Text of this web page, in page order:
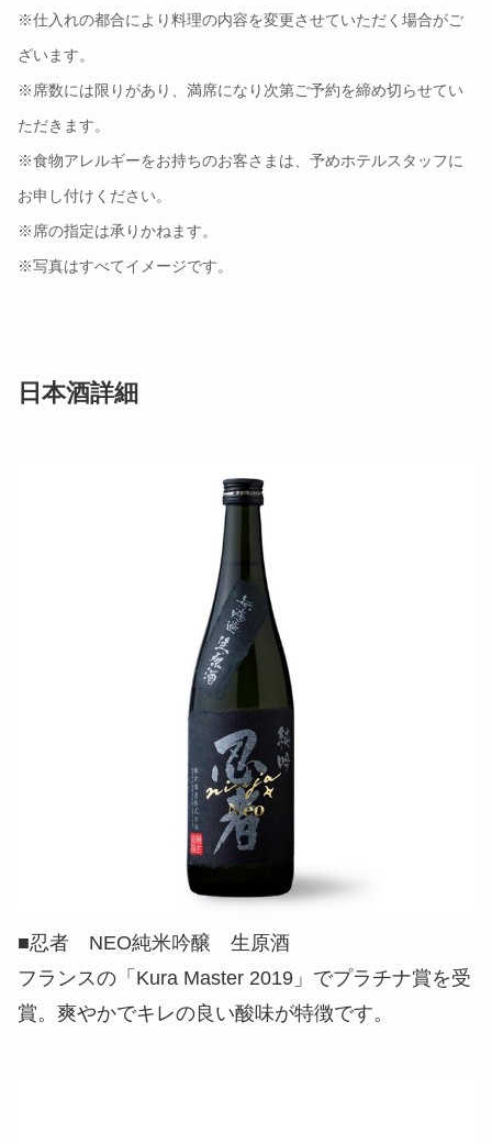
※仕入れの都合により料理の内容を変更させていただく場合がご
ざいます。
※席数には限りがあり、満席になり次第ご予約を締め切らせてい
ただきます。
※食物アレルギーをお持ちのお客さまは、予めホテルスタッフに
お申し付けください。
※席の指定は承りかねます。
※写真はすべてイメージです。
日本酒詳細
■忍者 NEO純米吟醸 生原酒
フランスの「Kura Master 2019」でプラチナ賞を受
賞。爽やかでキレの良い酸味が特徴です。